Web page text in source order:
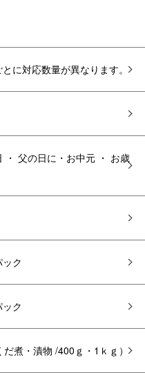
に対応数量が異なります。
・ 父の日に・お中元 ・ お歳
ク
ク
煮・漬物 /400ｇ・1ｋｇ）